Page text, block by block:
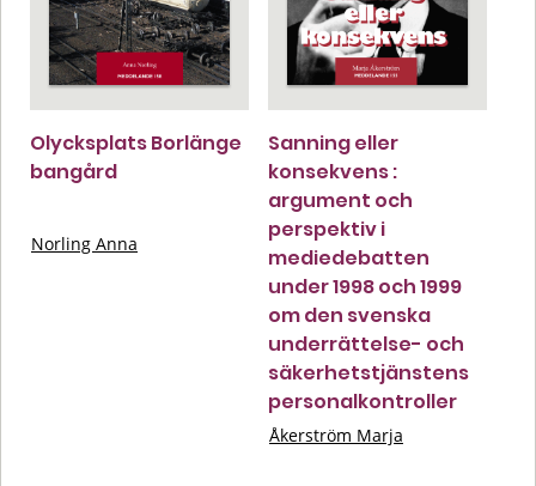
Olycksplats Borlänge
bangård
Norling Anna
Sanning eller
konsekvens :
argument och
perspektiv i
mediedebatten
under 1998 och 1999
om den svenska
underrättelse- och
säkerhetstjänstens
personalkontroller
Åkerström Marja